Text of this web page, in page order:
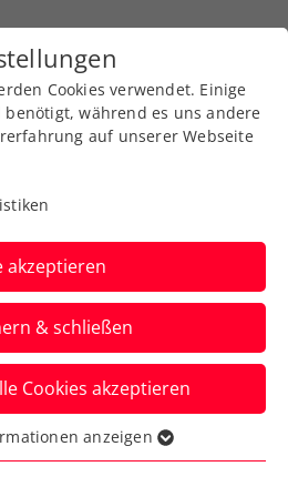
News
Cookies verwendet. Einige
während es uns andere
auf unserer Webseite
akzeptieren
& schließen
Cookies akzeptieren
für grundlegende
anzeigen